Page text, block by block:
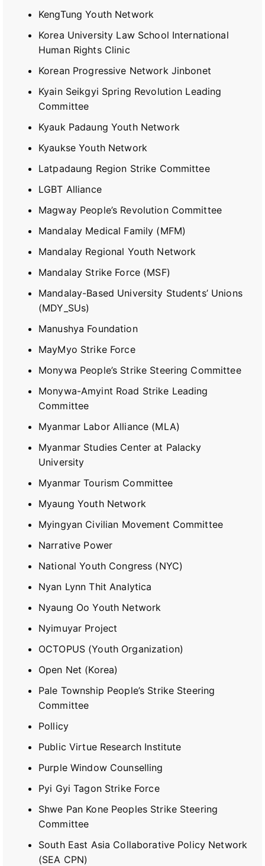
KengTung Youth Network
Korea University Law School International
Human Rights Clinic
Korean Progressive Network Jinbonet
Kyain Seikgyi Spring Revolution Leading
Committee
Kyauk Padaung Youth Network
Kyaukse Youth Network
Latpadaung Region Strike Committee
LGBT Alliance
Magway People’s Revolution Committee
Mandalay Medical Family (MFM)
Mandalay Regional Youth Network
Mandalay Strike Force (MSF)
Mandalay-Based University Students’ Unions
(MDY_SUs)
Manushya Foundation
MayMyo Strike Force
Monywa People’s Strike Steering Committee
Monywa-Amyint Road Strike Leading
Committee
Myanmar Labor Alliance (MLA)
Myanmar Studies Center at Palacky
University
Myanmar Tourism Committee
Myaung Youth Network
Myingyan Civilian Movement Committee
Narrative Power
National Youth Congress (NYC)
Nyan Lynn Thit Analytica
Nyaung Oo Youth Network
Nyimuyar Project
OCTOPUS (Youth Organization)
Open Net (Korea)
Pale Township People’s Strike Steering
Committee
Pollicy
Public Virtue Research Institute
Purple Window Counselling
Pyi Gyi Tagon Strike Force
Shwe Pan Kone Peoples Strike Steering
Committee
South East Asia Collaborative Policy Network
(SEA CPN)